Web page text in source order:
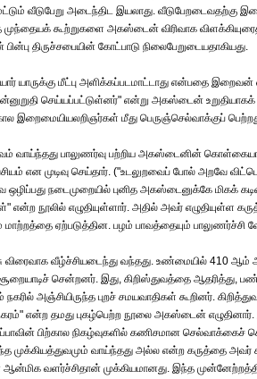
வீடுபேறு அடைந்திட இயலாது.
முந்தையக் கூற்றுகளை அகஸ்டைன் விரிவாக
திருச்சபையின் கோட்பாடு நிலைபேறுடையதாகியது.
யார் யாருக்கு மீட்பு அளிக்கப்படமாட்டாது என்பதை
செய்யப்பட்டுள்னர்" என்று அகஸ்டைன் உறுதியாகக்
இறைமையியலறிஞர்கள் மீது பெருஞ்செல்வாக்குப்
வாய்ந்தது பாலுணர்வு பற்றிய அகஸ்டைனின்
என முடிவு செய்தார். ("உடலுறவைப் போல் அறவே
நடைமுறையில் புனித அகஸ்டைனுக்கே மிகக்
என்ற நூலில் எழுதியுள்ளார். அதில் அவர் எழுதியுள்ள
ஏற்படுத்தின. பழம் பாவத்தையும் பாலுணர்ச்சி
விரைவாக வீழ்ச்சியடைந்து வந்தது. உண்மையில் 410
சென்றனர். இது, கிறிஸ்துவத்தை ஆதரித்து,
புறச் சமயவாதிகள் கூறினர். கிறித்துவச்
என்ற தமது புகழ்பெற்ற நூலை அகஸ்டைன் எழுதினார்.
பிற்கால நிகழ்வுகளில் கணிசமான செல்வாக்கைச்
முக்கியத்துவமும் வாய்ந்தது அல்ல என்ற கருத்தை அவர்
ஆன்மிக வளர்ச்சிதான் முக்கியமானது. இந்த